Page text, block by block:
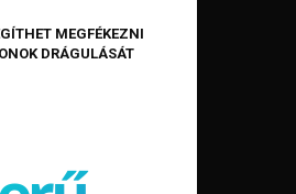
MEGFÉKEZNI
DRÁGULÁSÁT